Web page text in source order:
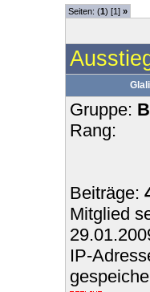
Seiten: (1) [1] »
Gruppe:
Rang:
Beiträge:
Mitglied
IP-